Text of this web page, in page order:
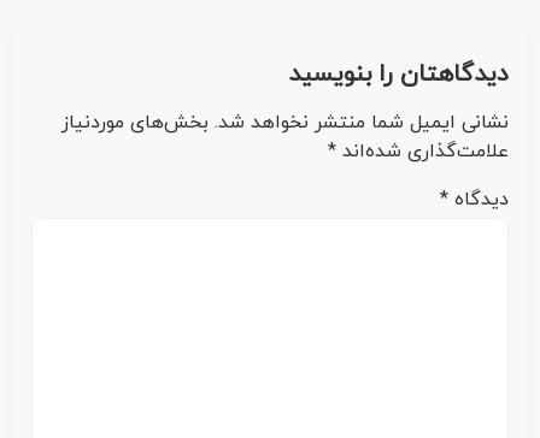
دیدگاهتان را بنویسید
نشانی ایمیل شما منتشر نخواهد شد. بخش‌های موردنیاز
علامت‌گذاری شده‌اند *
دیدگاه *